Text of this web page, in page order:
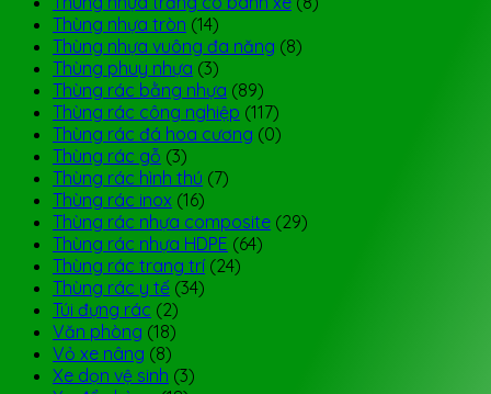
Thùng nhựa tròn (14)
Thùng nhựa vuông đa năng (8)
Thùng phuy nhựa (3)
Thùng rác bằng nhựa (89)
Thùng rác công nghiệp (117)
Thùng rác đá hoa cương (0)
Thùng rác gỗ (3)
Thùng rác hình thú (7)
Thùng rác inox (16)
Thùng rác nhựa composite (29)
Thùng rác nhựa HDPE (64)
Thùng rác trang trí (24)
Thùng rác y tế (34)
Túi đựng rác (2)
Văn phòng (18)
Vỏ xe nâng (8)
Xe dọn vệ sinh (3)